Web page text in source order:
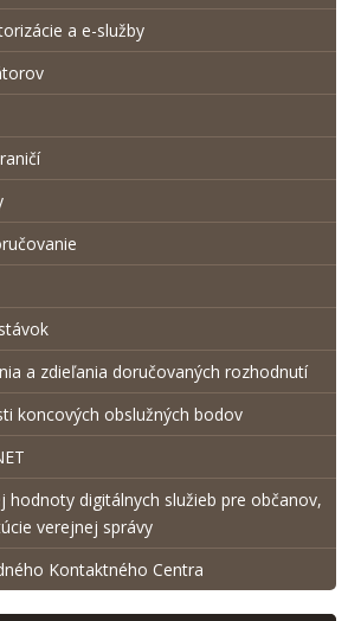
a e-služby
a zdieľania doručovaných rozhodnutí
koncových obslužných bodov
hodnoty digitálnych služieb pre občanov,
verejnej správy
Kontaktného Centra